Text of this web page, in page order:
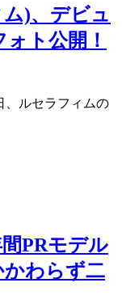
)、デビュ
ト公開！
、ルセラフィムの
PRモデル
かわらず二